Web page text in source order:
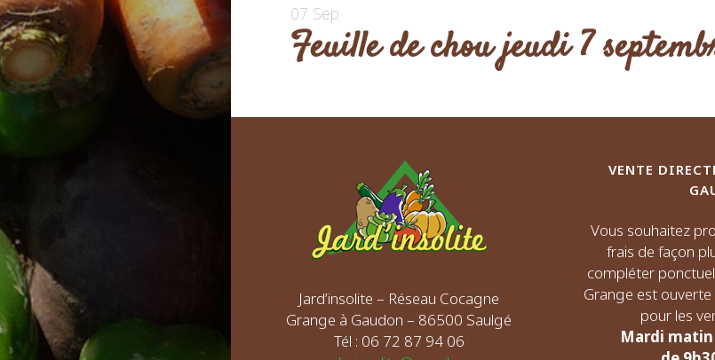
07 Sep
Feuille de chou jeudi 7
Jard’insolite – Réseau Cocagne
Grange à Gaudon – 86500 Saulgé
Tél : 06 72 87 94 06
VENTE
Vous souhaitez
frais de façon
compléter
Grange est
pour les
Mardi